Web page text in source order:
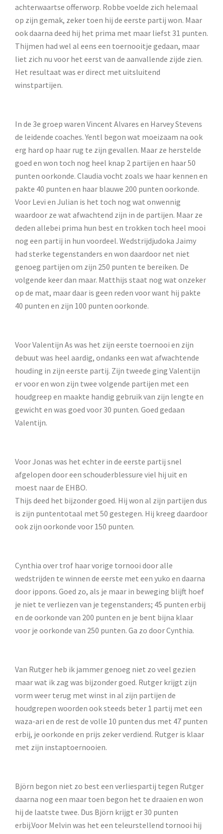
achterwaartse offerworp. Robbe voelde zich helemaal
op zijn gemak, zeker toen hij de eerste partij won. Maar
ook daarna deed hij het prima met maar liefst 31 punten.
Thijmen had wel al eens een toernooitje gedaan, maar
liet zich nu voor het eerst van de aanvallende zijde zien.
Het resultaat was er direct met uitsluitend
winstpartijen.
In de 3e groep waren Vincent Alvares en Harvey Stevens
de leidende coaches. Yentl begon wat moeizaam na ook
erg hard op haar rug te zijn gevallen. Maar ze herstelde
goed en won toch nog heel knap 2 partijen en haar 50
punten oorkonde. Claudia vocht zoals we haar kennen en
pakte 40 punten en haar blauwe 200 punten oorkonde.
Voor Levi en Julian is het toch nog wat onwennig
waardoor ze wat afwachtend zijn in de partijen. Maar ze
deden allebei prima hun best en trokken toch heel mooi
nog een partij in hun voordeel. Wedstrijdjudoka Jaimy
had sterke tegenstanders en won daardoor net niet
genoeg partijen om zijn 250 punten te bereiken. De
volgende keer dan maar. Matthijs staat nog wat onzeker
op de mat, maar daar is geen reden voor want hij pakte
40 punten en zijn 100 punten oorkonde.
Voor Valentijn As was het zijn eerste toernooi en zijn
debuut was heel aardig, ondanks een wat afwachtende
houding in zijn eerste partij. Zijn tweede ging Valentijn
er voor en won zijn twee volgende partijen met een
houdgreep en maakte handig gebruik van zijn lengte en
gewicht en was goed voor 30 punten. Goed gedaan
Valentijn.
Voor Jonas was het echter in de eerste partij snel
afgelopen door een schouderblessure viel hij uit en
moest naar de EHBO.
Thijs deed het bijzonder goed. Hij won al zijn partijen dus
is zijn puntentotaal met 50 gestegen. Hij kreeg daardoor
ook zijn oorkonde voor 150 punten.
Cynthia over trof haar vorige tornooi door alle
wedstrijden te winnen de eerste met een yuko en daarna
door ippons. Goed zo, als je maar in beweging blijft hoef
je niet te verliezen van je tegenstanders; 45 punten erbij
en de oorkonde van 200 punten en je bent bijna klaar
voor je oorkonde van 250 punten. Ga zo door Cynthia.
Van Rutger heb ik jammer genoeg niet zo veel gezien
maar wat ik zag was bijzonder goed. Rutger krijgt zijn
vorm weer terug met winst in al zijn partijen de
houdgrepen woorden ook steeds beter 1 partij met een
waza-ari en de rest de volle 10 punten dus met 47 punten
erbij, je oorkonde en prijs zeker verdiend. Rutger is klaar
met zijn instaptoernooien.
Björn begon niet zo best een verliespartij tegen Rutger
daarna nog een maar toen begon het te draaien en won
hij de laatste twee. Dus Björn krijgt er 30 punten
erbij.Voor Melvin was het een teleurstellend tornooi hij